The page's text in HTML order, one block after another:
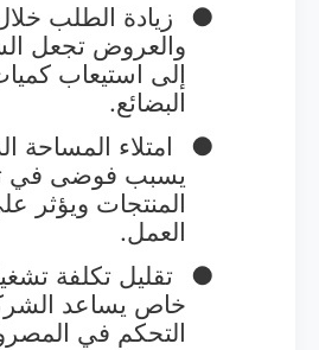
●
زيادة الطلب
والعروض تجعل
إلى استيعاب
البضائع.
●
امتلاء المساحة
يسبب فوضى في
المنتجات ويؤثر
العمل.
●
تقليل تكلفة
خاص يساعد
التحكم في